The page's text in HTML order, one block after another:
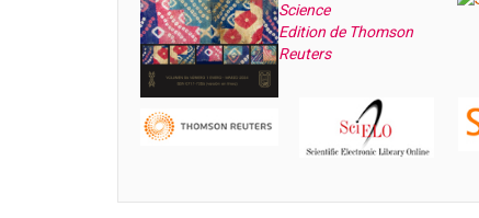
Science
Edition de Thomson
Reuters